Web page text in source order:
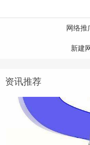
网络推
新建
资讯推荐